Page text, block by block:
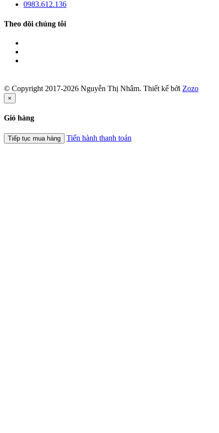
0983.612.136
Theo dõi chúng tôi
© Copyright 2017-2026 Nguyễn Thị Nhâm. Thiết kế bởi Zozo
×
Giỏ hàng
Tiếp tục mua hàng Tiến hành thanh toán